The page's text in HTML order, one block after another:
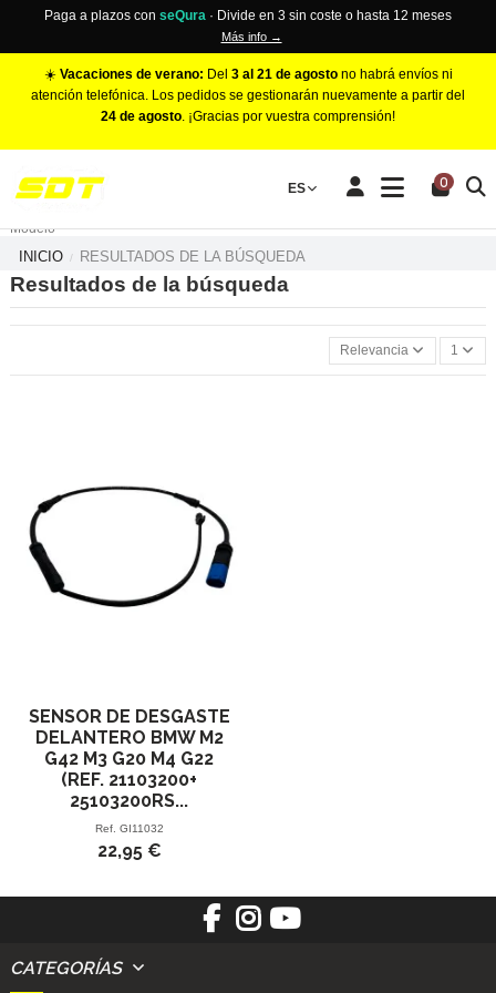
Paga a plazos con seQura · Divide en 3 sin coste o hasta 12 meses
Más info →
☀️ Vacaciones de verano: Del 3 al 21 de agostono habrá envíos ni
atención telefónica. Los pedidos se gestionarán nuevamente a partir del
24 de agosto. ¡Gracias por vuestra comprensión!
ES 0
Make
Modelo
INICIO RESULTADOS DE LA BÚSQUEDA
Resultados de la búsqueda
Relevancia 1
SENSOR DE DESGASTE
DELANTERO BMW M2
G42 M3 G20 M4 G22
(REF. 21103200+
25103200RS...
Ref. GI11032
22,95 €
CATEGORÍAS